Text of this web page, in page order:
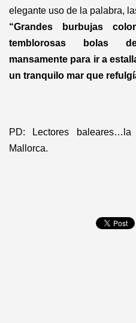
elegante uso de la palabra,
“Grandes burbujas
temblorosas bolas
mansamente para ir a
un tranquilo mar que
PD: Lectores
Mallorca.